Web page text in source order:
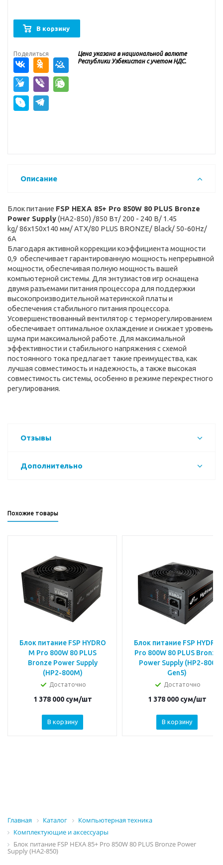
В корзину
Поделиться
Цена указана в национальной валюте
Республики Узбекистан с учетом НДС.
Описание
Блок питание FSP HEXA 85+ Pro 850W 80 PLUS Bronze
Power Supply(HA2-850) /850 Вт/ 200 - 240 В/ 1.45
kg/ 86x150x140 мм/ ATX/80 PLUS BRONZE/ Black/ 50-60Hz/
6A
Благодаря активной коррекции коэффициента мощности
0,9 обеспечивает гарантированную мощность непрерывной
мощности, обеспечивая полную мощность вашей
компьютерной системы. Для энтузиастов игр оснащена
двумя разъемами питания процессора для поддержки
высокопроизводительной материнской платы и
обеспечения стабильного питания процессора.
Усовершенствованный вентилятор с терморегулированием
обеспечивает оптимальное охлаждение и снижает уровень
шума при максимальной работе. Для максимальной
эффективности и стабильного напряжения с схемой
постоянного тока предлагает такие преимущества, как
лучшая совместимость и надежность, а также высокая
совместимость системы, особенно в режиме перекрестного
регулирования.
Отзывы
Дополнительно
Похожие товары
Блок питание FSP HYDRO
M Pro 800W 80 PLUS
Bronze Power Supply
(HP2-800M)
Достаточно
1 378 000сум/шт
В корзину
Блок питание FSP HYDRO
Pro 800W 80 PLUS Bronze
Power Supply (HP2-800
Gen5)
Достаточно
1 378 000сум/шт
В корзину
Главная Каталог
Компьютерная техника
Комплектующие и аксессуары
Блок питание FSP HEXA 85+ Pro 850W 80 PLUS Bronze Power
Supply (HA2-850)